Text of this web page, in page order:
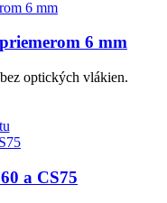
6 mm
optických vlákien.
a CS75